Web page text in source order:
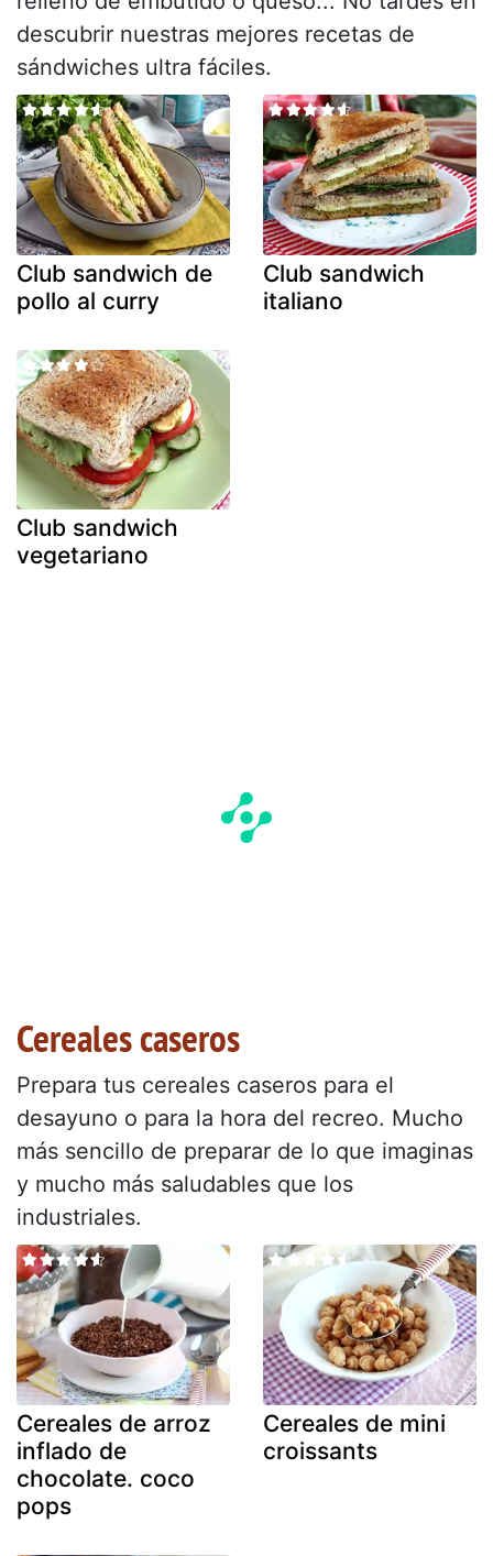
descubrir nuestras mejores recetas de
sándwiches ultra fáciles.
Club sandwich de
pollo al curry
Club sandwich
italiano
Club sandwich
vegetariano
Cereales caseros
Prepara tus cereales caseros para el
desayuno o para la hora del recreo. Mucho
más sencillo de preparar de lo que imaginas
y mucho más saludables que los
industriales.
Cereales de arroz
inflado de
chocolate. coco
pops
Cereales de mini
croissants